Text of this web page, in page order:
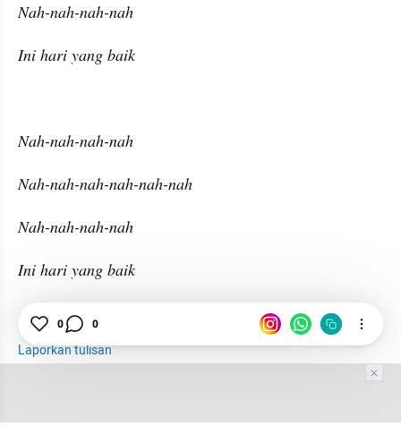
Nah-nah-nah-nah
Ini hari yang baik
Nah-nah-nah-nah
Nah-nah-nah-nah-nah-nah
Nah-nah-nah-nah
Ini hari yang baik
Lirik Lagu
Laporkan tulisan
0 0